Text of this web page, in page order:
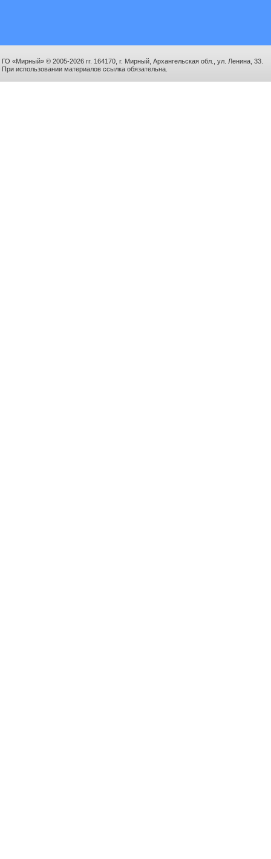
ГО «Мирный» © 2005-2026 гг. 164170, г. Мирный, Архангельская обл., ул. Ленина, 33.
При использовании материалов ссылка обязательна.